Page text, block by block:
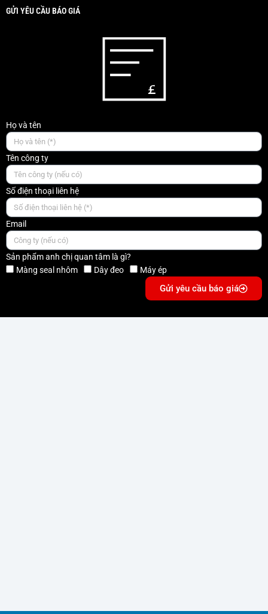
GỬI YÊU CẦU BÁO GIÁ
Họ và tên
Tên công ty
Số điện thoại liên hệ
Email
Sản phẩm anh chị quan tâm là gì?
Màng seal nhôm
Dây đeo Máy ép
Gửi yêu cầu báo giá